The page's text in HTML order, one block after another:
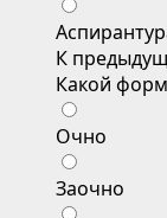
К
Какой
Очно
Заочно